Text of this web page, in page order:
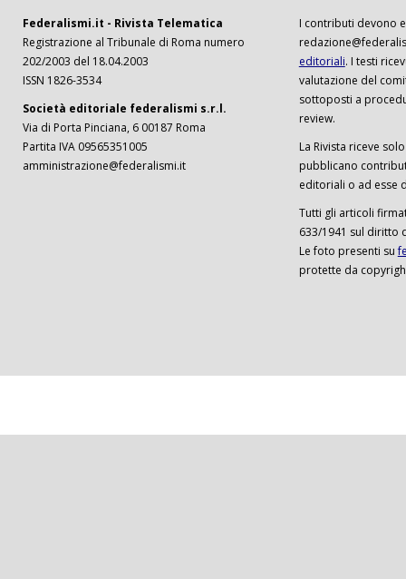
Federalismi.it - Rivista Telematica
Registrazione al Tribunale di Roma numero
202/2003 del 18.04.2003
ISSN 1826-3534
Società editoriale federalismi s.r.l.
Via di Porta Pinciana, 6 00187 Roma
Partita IVA 09565351005
amministrazione@federalismi.it
I contributi devono
editoriali. I testi
valutazione del
sottoposti a
review.
La Rivista riceve
pubblicano
editoriali o ad esse
Tutti gli articoli
633/1941 sul diritto
Le foto presenti su
protette da